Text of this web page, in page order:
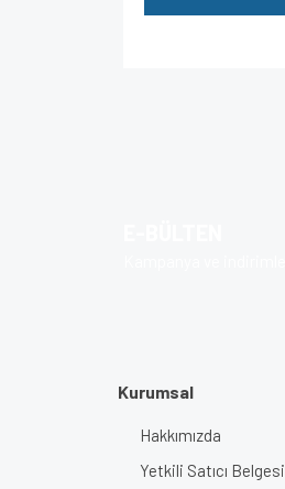
Kurumsal
Hakkımızda
Yetkili Satıcı Belgesi